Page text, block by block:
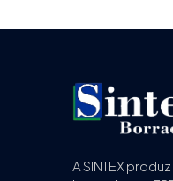
A SINTEX